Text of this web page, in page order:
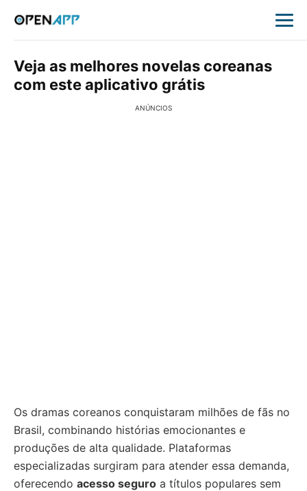
Veja as melhores novelas coreanas
com este aplicativo grátis
ANÚNCIOS
Os dramas coreanos conquistaram milhões de fãs no
Brasil, combinando histórias emocionantes e
produções de alta qualidade. Plataformas
especializadas surgiram para atender essa demanda,
oferecendo acesso seguro a títulos populares sem